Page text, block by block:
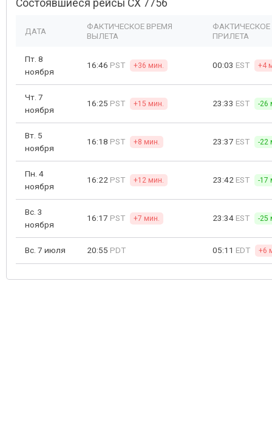
Состоявшиеся рейсы CX 7756
ДАТА
ФАКТИЧЕСКОЕ ВРЕМЯ
ВЫЛЕТА
ФАКТИЧЕСКОЕ
ПРИЛЕТА
Пт. 8
ноября
16:46 PST +36 мин. 00:03 EST +4
Чт. 7
ноября
16:25 PST +15 мин. 23:33 EST -26
Вт. 5
ноября
16:18 PST +8 мин. 23:37 EST -22
Пн. 4
ноября
16:22 PST +12 мин. 23:42 EST -17
Вс. 3
ноября
16:17 PST +7 мин. 23:34 EST -25
Вс. 7 июля 20:55 PDT 05:11 EDT +6